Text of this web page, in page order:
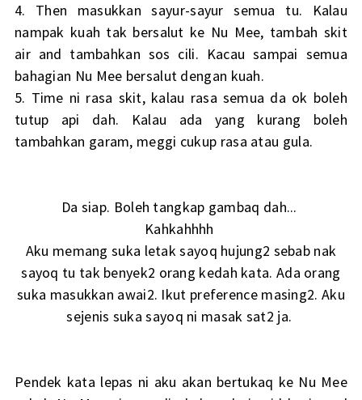
4. Then masukkan sayur-sayur semua tu. Kalau
nampak kuah tak bersalut ke Nu Mee, tambah skit
air and tambahkan sos cili. Kacau sampai semua
bahagian Nu Mee bersalut dengan kuah.
5. Time ni rasa skit, kalau rasa semua da ok boleh
tutup api dah. Kalau ada yang kurang boleh
tambahkan garam, meggi cukup rasa atau gula.
Da siap. Boleh tangkap gambaq dah...
Kahkahhhh
Aku memang suka letak sayoq hujung2 sebab nak
sayoq tu tak benyek2 orang kedah kata. Ada orang
suka masukkan awai2. Ikut preference masing2. Aku
sejenis suka sayoq ni masak sat2 ja.
Pendek kata lepas ni aku akan bertukaq ke Nu Mee